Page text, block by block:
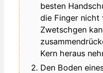
besten
die Finger nicht
Zwetschgen
Kern heraus
Den Boden